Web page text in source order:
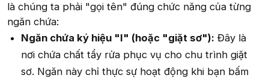
là chúng ta phải "gọi tên" đúng chức năng của từng
ngăn chứa:
Ngăn chứa ký hiệu "I" (hoặc "giặt sơ"): Đây là
nơi chứa chất tẩy rửa phục vụ cho chu trình giặt
sơ. Ngăn này chỉ thực sự hoạt động khi bạn bấm